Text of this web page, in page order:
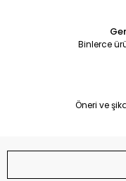
Binlerce
Öneri ve